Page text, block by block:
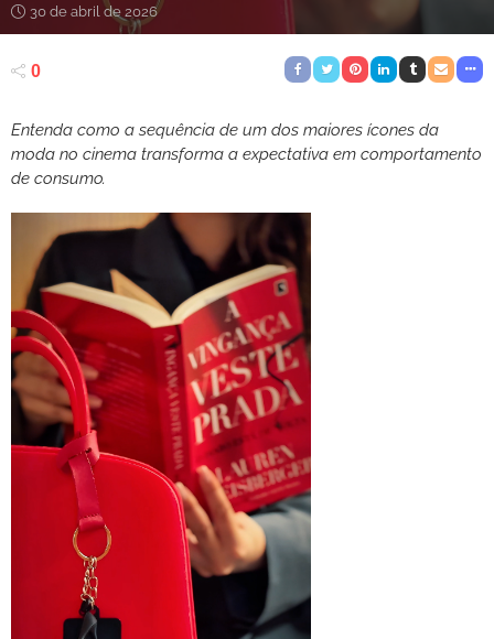
30 de abril de 2026
0
Entenda como a sequência de um dos maiores ícones da
moda no cinema transforma a expectativa em comportamento
de consumo.